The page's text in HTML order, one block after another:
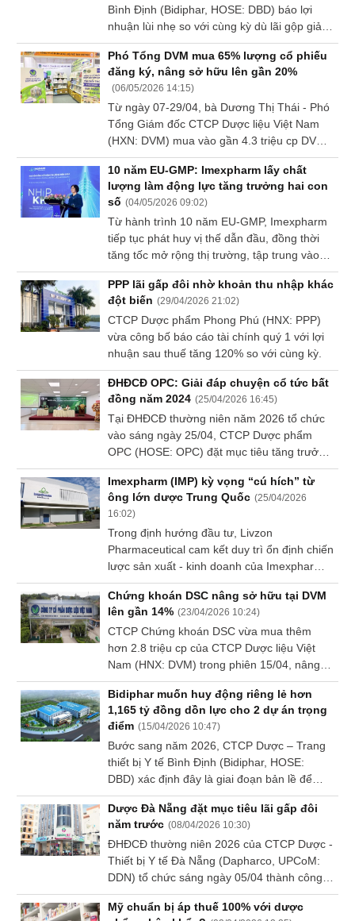
Bình Định (Bidiphar, HOSE: DBD) báo lợi
nhuận lùi nhẹ so với cùng kỳ dù lãi gộp giảm
tương đối mạnh.
Phó Tổng DVM mua 65% lượng cổ phiếu
đăng ký, nâng sở hữu lên gần 20%
(06/05/2026 14:15)
Từ ngày 07-29/04, bà Dương Thị Thái - Phó
Tổng Giám đốc CTCP Dược liệu Việt Nam
(HXN: DVM) mua vào gần 4.3 triệu cp DVM,
nâng sở hữu lên 9.4 triệu cp, tương ứng tỷ lệ
19.99%.
10 năm EU-GMP: Imexpharm lấy chất
lượng làm động lực tăng trưởng hai con
số (04/05/2026 09:02)
Từ hành trình 10 năm EU-GMP, Imexpharm
tiếp tục phát huy vị thế dẫn đầu, đồng thời
tăng tốc mở rộng thị trường, tập trung vào
danh mục sản phẩm giá trị cao và nâng cao
hiệu quả vận hành với sự tham gia của cổ
đông chiến lược.
PPP lãi gấp đôi nhờ khoản thu nhập khác
đột biến (29/04/2026 21:02)
CTCP Dược phẩm Phong Phú (HNX: PPP)
vừa công bố báo cáo tài chính quý 1 với lợi
nhuận sau thuế tăng 120% so với cùng kỳ.
ĐHĐCĐ OPC: Giải đáp chuyện cổ tức bất
đồng năm 2024 (25/04/2026 16:45)
Tại ĐHĐCĐ thường niên năm 2026 tổ chức
vào sáng ngày 25/04, CTCP Dược phẩm
OPC (HOSE: OPC) đặt mục tiêu tăng trưởng
và trở lại chia cổ tức, bao gồm cả phần lợi
nhuận giữ lại chưa chia cổ tức năm 2024 do
ĐHĐCĐ 2025 không thông qua.
Imexpharm (IMP) kỳ vọng “cú hích” từ
ông lớn dược Trung Quốc (25/04/2026
16:02)
Trong định hướng đầu tư, Livzon
Pharmaceutical cam kết duy trì ổn định chiến
lược sản xuất - kinh doanh của Imexpharm,
đồng thời mở rộng danh mục sản phẩm
công nghệ cao trên các dây chuyền đạt
chuẩn EU-GMP. Theo lãnh đạo Imexpharm,
sự tham gia của cổ đông chiến lược này sẽ
giúp Công ty nâng cao năng lực R&D và tiếp
cận công nghệ tiên tiến, phù hợp với chiến
lược phát triển tổ hợp nhà máy Dược phẩm
Cát Khánh.
Chứng khoán DSC nâng sở hữu tại DVM
lên gần 14% (23/04/2026 10:24)
CTCP Chứng khoán DSC vừa mua thêm
hơn 2.8 triệu cp của CTCP Dược liệu Việt
Nam (HNX: DVM) trong phiên 15/04, nâng tỷ
lệ sở hữu từ 7.88% lên 13.9%, tương ứng
6.54 triệu cp.
Bidiphar muốn huy động riêng lẻ hơn
1,165 tỷ đồng dồn lực cho 2 dự án trọng
điểm (15/04/2026 10:47)
Bước sang năm 2026, CTCP Dược – Trang
thiết bị Y tế Bình Định (Bidiphar, HOSE:
DBD) xác định đây là giai đoạn bản lề để
củng cố nội lực và tạo động lực tăng trưởng
mới thông qua các dự án trọng điểm.
Dược Đà Nẵng đặt mục tiêu lãi gấp đôi
năm trước (08/04/2026 10:30)
ĐHĐCĐ thường niên 2026 của CTCP Dược -
Thiết bị Y tế Đà Nẵng (Dapharco, UPCoM:
DDN) tổ chức sáng ngày 05/04 thành công
với các mục tiêu tăng trưởng mạnh được
thông qua.
Mỹ chuẩn bị áp thuế 100% với dược
Truyền
chính
chính